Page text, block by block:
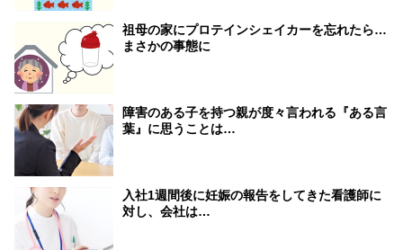
祖母の家にプロテインシェイカーを忘れたら…
まさかの事態に
障害のある子を持つ親が度々言われる『ある言
葉』に思うことは…
入社1週間後に妊娠の報告をしてきた看護師に
対し、会社は…